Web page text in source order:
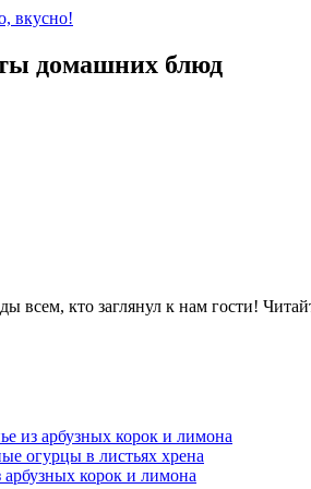
вкусно!
домашних блюд
кто заглянул к нам гости!
из арбузных корок и лимона
огурцы в листьях хрена
арбузных корок и лимона